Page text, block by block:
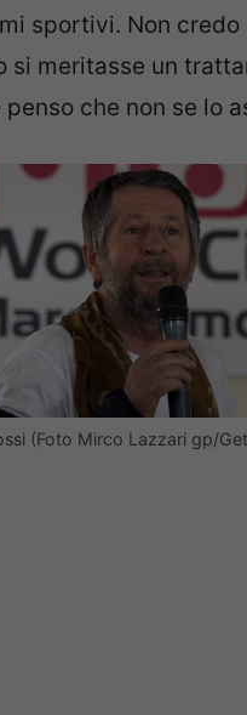
sportivi. Non credo
si meritasse un
penso che non se lo
(Foto Mirco Lazzari gp/